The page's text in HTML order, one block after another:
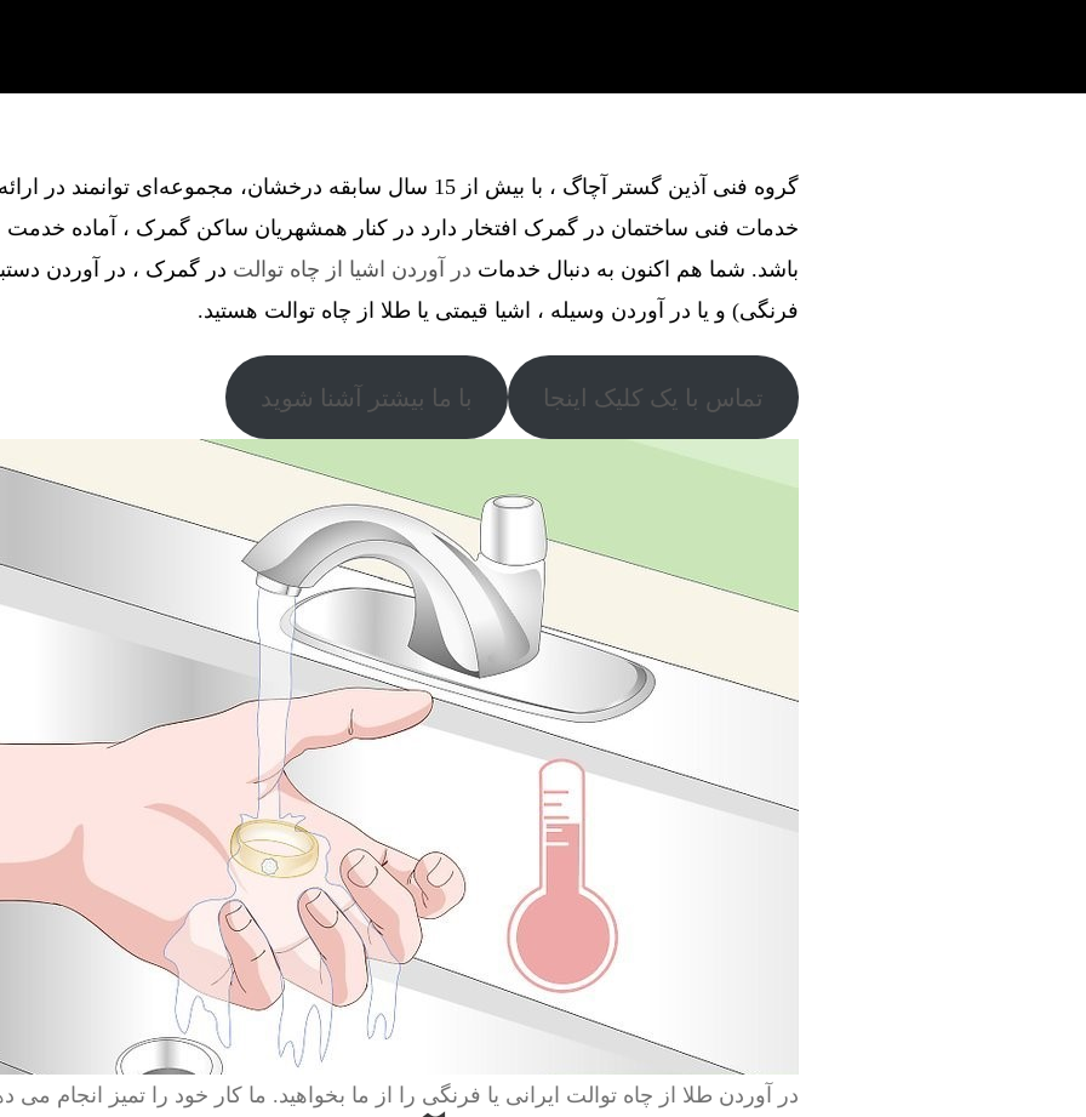
گروه فنی آذین گستر آچاگ ، با بیش از 15 سال سابقه درخشان، مجموعه‌ای
خدمات فنی ساختمان در گمرک افتخار دارد در کنار همشهریان ساکن گمرک ، آماده
باشد. شما هم اکنون به دنبال خدمات در آوردن اشیا از چاه توالت در گمرک ، در آوردن
فرنگی) و یا در آوردن وسیله ، اشیا قیمتی یا طلا از چاه توالت هستید.
تماس با یک کلیک اینجا با ما بیشتر آشنا شوید
در آوردن طلا از چاه توالت ایرانی یا فرنگی را از ما بخواهید. ما کار خود را تمیز انجام می